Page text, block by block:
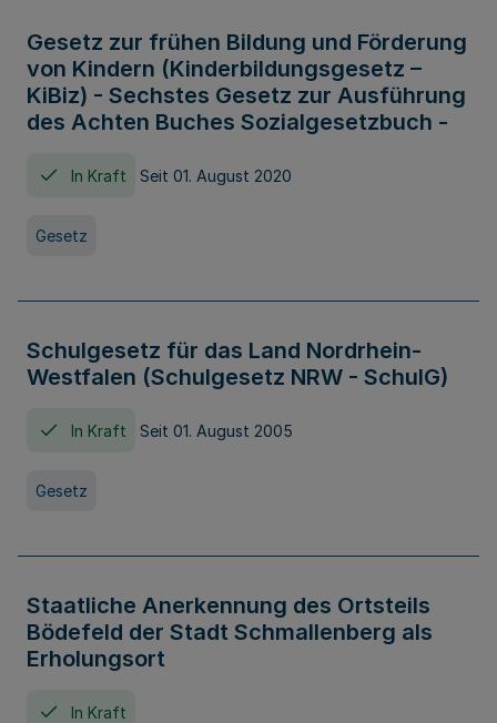
Gesetz zur frühen Bildung und Förderung
von Kindern (Kinderbildungsgesetz –
KiBiz) - Sechstes Gesetz zur Ausführung
des Achten Buches Sozialgesetzbuch -
In Kraft Seit 01. August 2020
Gesetz
Schulgesetz für das Land Nordrhein-
Westfalen (Schulgesetz NRW - SchulG)
In Kraft Seit 01. August 2005
Gesetz
Staatliche Anerkennung des Ortsteils
Bödefeld der Stadt Schmallenberg als
Erholungsort
In Kraft